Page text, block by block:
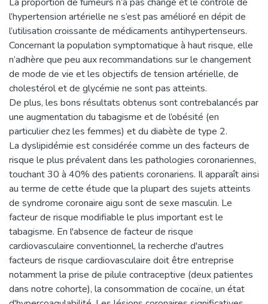
l’hypertension artérielle ne s’est pas amélioré en dépit de
l’utilisation croissante de médicaments antihypertenseurs.
Concernant la population symptomatique à haut risque, elle
n’adhère que peu aux recommandations sur le changement
de mode de vie et les objectifs de tension artérielle, de
cholestérol et de glycémie ne sont pas atteints.
De plus, les bons résultats obtenus sont contrebalancés par
une augmentation du tabagisme et de l’obésité (en
particulier chez les femmes) et du diabète de type 2.
La dyslipidémie est considérée comme un des facteurs de
risque le plus prévalent dans les pathologies coronariennes,
touchant 30 à 40% des patients coronariens. Il apparaît ainsi
au terme de cette étude que la plupart des sujets atteints
de syndrome coronaire aigu sont de sexe masculin. Le
facteur de risque modifiable le plus important est le
tabagisme. En l'absence de facteur de risque
cardiovasculaire conventionnel, la recherche d'autres
facteurs de risque cardiovasculaire doit être entreprise
notamment la prise de pilule contraceptive (deux patientes
dans notre cohorte), la consommation de cocaïne, un état